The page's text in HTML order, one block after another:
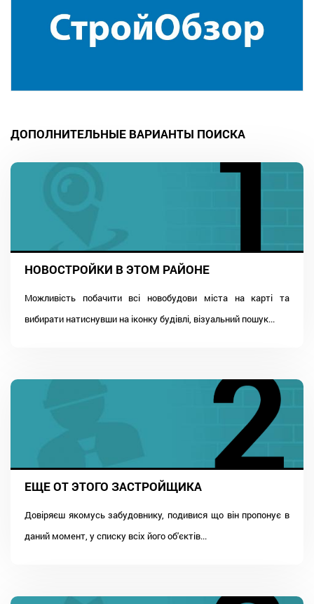
ДОПОЛНИТЕЛЬНЫЕ ВАРИАНТЫ ПОИСКА
НОВОСТРОЙКИ В ЭТОМ РАЙОНЕ
Можливість побачити всі новобудови міста на карті та
вибирати натиснувши на іконку будівлі, візуальний пошук...
ЕЩЕ ОТ ЭТОГО ЗАСТРОЙЩИКА
Довіряєш якомусь забудовнику, подивися що він пропонує в
даний момент, у списку всіх його об'єктів...